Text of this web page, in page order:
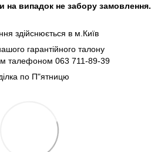
на випадок не забору замовлення.
здійснюється в м.Київ
гарантійного талону
талефоном 063 711-89-39
по П"ятницю